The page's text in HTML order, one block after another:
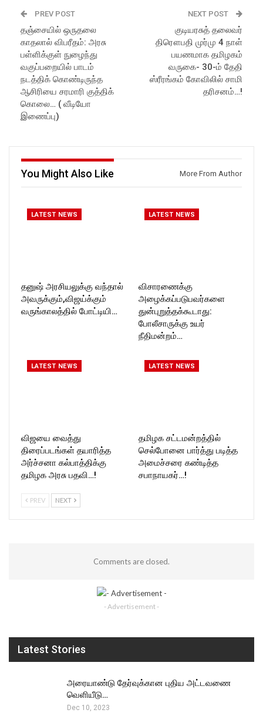
PREV POST
தஞ்சையில் ஒருதலை
காதலால் விபரீதம்: அரசு
பள்ளிக்குள் நுழைந்து
வகுப்பறையில் பாடம்
நடத்திக் கொண்டிருந்த
ஆசிரியை சரமாரி குத்திக்
கொலை… ( வீடியோ
இணைப்பு)
NEXT POST
குடியரசுத் தலைவர்
திரௌபதி முர்மு 4 நாள்
பயணமாக தமிழகம்
வருகை- 30-ம் தேதி
ஸ்ரீரங்கம் கோவிலில் சாமி
தரிசனம்…!
You Might Also Like More From Author
LATEST NEWS
தனுஷ் அரசியலுக்கு வந்தால்
அவருக்கும்,விஜய்க்கும்
வருங்காலத்தில் போட்டியி…
LATEST NEWS
விசாரணைக்கு
அழைக்கப்படுபவர்களை
துன்புறுத்தக்கூடாது:
போலீசாருக்கு உயர்
நீதிமன்றம்…
LATEST NEWS
விஜயை வைத்து
திரைப்படங்கள் தயாரித்த
அர்ச்சனா கல்பாத்திக்கு
தமிழக அரசு பதவி…!
LATEST NEWS
தமிழக சட்டமன்றத்தில்
செல்போனை பார்த்து படித்த
அமைச்சரை கண்டித்த
சபாநாயகர்…!
PREV NEXT
Comments are closed.
- Advertisement -
Latest Stories
அரையாண்டு தேர்வுக்கான புதிய அட்டவணை
வெளியீடு…
Dec 10, 2023